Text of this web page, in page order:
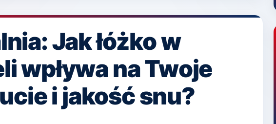
Jak łóżko w
wpływa na Twoje
i jakość snu?